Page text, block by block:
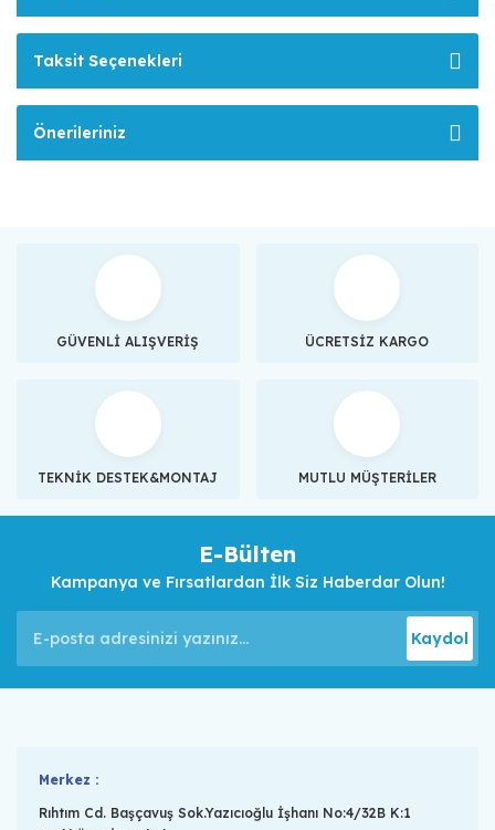
Taksit Seçenekleri
Önerileriniz
GÜVENLİ ALIŞVERİŞ ÜCRETSİZ KARGO
TEKNİK DESTEK&MONTAJ MUTLU MÜŞTERİLER
E-Bülten
Kampanya ve Fırsatlardan İlk Siz Haberdar Olun!
Kaydol
Merkez :
Rıhtım Cd. Başçavuş Sok.Yazıcıoğlu İşhanı No:4/32B K:1